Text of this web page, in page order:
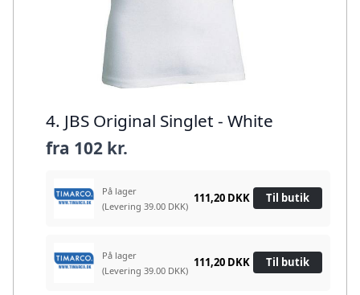
4. JBS Original Singlet - White
fra 102 kr.
På lager
(Levering 39.00 DKK)
111,20 DKK Til butik
På lager
(Levering 39.00 DKK)
111,20 DKK Til butik